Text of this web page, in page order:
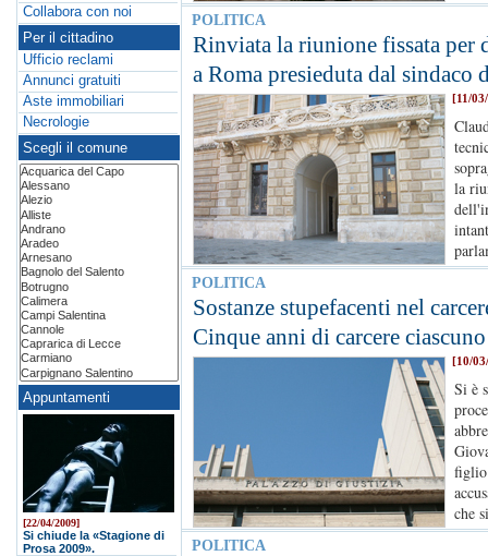
Collabora con noi
Per il cittadino
Ufficio reclami
Annunci gratuiti
Aste immobiliari
Necrologie
Scegli il comune
Appuntamenti
[22/04/2009]
Si chiude la «Stagione di
Prosa 2009».
POLITICA
Rinviata la riunione fissata per
a Roma presieduta dal sindaco
[11/
la
POLITICA
Sostanze stupefacenti nel
Cinque anni di carcere
[10/
Si è
figlio
che
POLITICA